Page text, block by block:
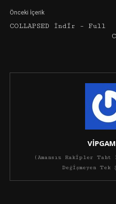
Önceki İçerik
COLLAPSED İndir – Full
(Amansız Rakipler Taht
Değişmeyen Tek